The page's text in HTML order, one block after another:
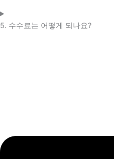
5. 수수료는 어떻게 되나요?